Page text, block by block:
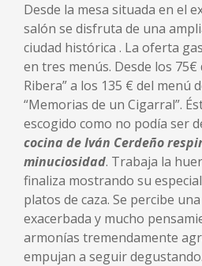
Desde la mesa situada en el
salón se disfruta de una
ciudad histórica . La oferta
en tres menús. Desde los
Ribera” a los 135 € del menú
“Memorias de un Cigarral”.
escogido como no podía ser
cocina de Iván Cerdeño
minuciosidad. Trabaja la
finaliza mostrando su
platos de caza. Se percibe
exacerbada y mucho
armonías tremendamente
empujan a seguir degustando.